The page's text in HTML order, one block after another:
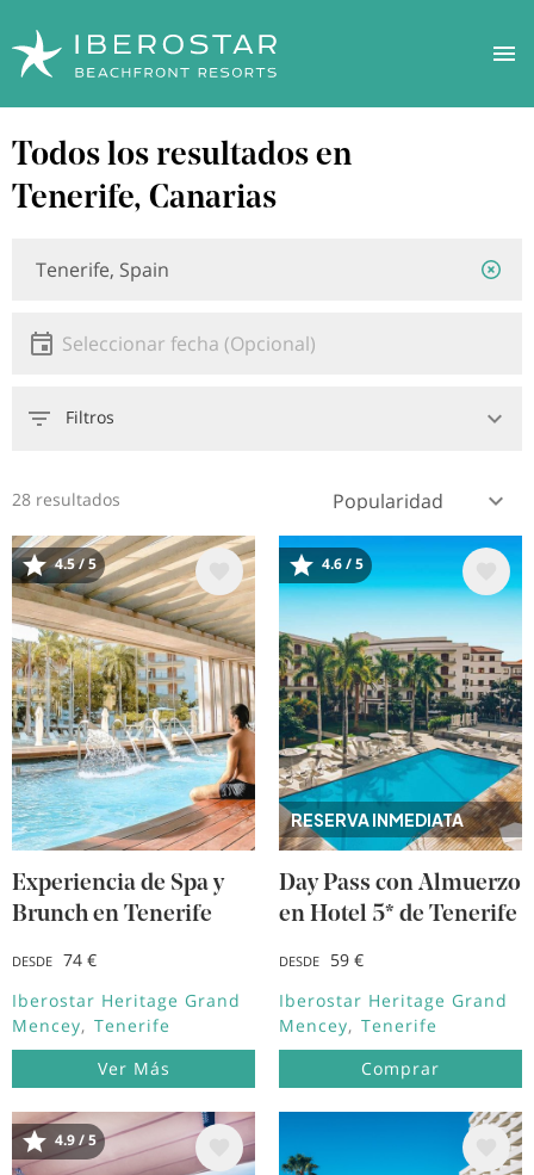
al
contenido
principal
Todos los resultados en
Tenerife, Canarias
Fecha
Seleccionar fecha
Filtros
28 resultados
Image
4.5 / 5
Experiencia de Spa y
Brunch en Tenerife
DESDE
74 €
Iberostar Heritage Grand
Mencey
Tenerife
Ver Más
RESERVA INMEDIATA
Image
4.6 / 5
Day Pass con Almuerzo
en Hotel 5* de Tenerife
DESDE
59 €
Iberostar Heritage Grand
Mencey
Tenerife
Comprar
Image
4.9 / 5
Image